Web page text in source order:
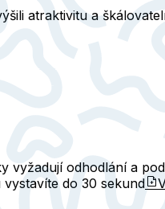
atraktivitu a
vyžadují odhodlání a
do 30 sekund